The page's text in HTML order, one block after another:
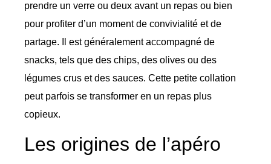
prendre un verre ou deux avant un repas ou bien
pour profiter d’un moment de convivialité et de
partage. Il est généralement accompagné de
snacks, tels que des chips, des olives ou des
légumes crus et des sauces. Cette petite collation
peut parfois se transformer en un repas plus
copieux.
Les origines de l’apéro